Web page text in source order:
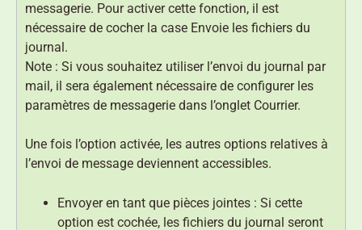
messagerie. Pour activer cette fonction, il est
nécessaire de cocher la case Envoie les fichiers du
journal.
Note : Si vous souhaitez utiliser l’envoi du journal par
mail, il sera également nécessaire de configurer les
paramètres de messagerie dans l’onglet Courrier.
Une fois l’option activée, les autres options relatives à
l’envoi de message deviennent accessibles.
Envoyer en tant que pièces jointes : Si cette
option est cochée, les fichiers du journal seront